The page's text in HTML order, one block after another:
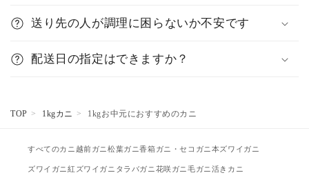
送り先の人が調理に困らないか不安です
配送日の指定はできますか？
TOP 1kgカニ 1kgお中元におすすめのカニ
すべてのカニ 越前ガニ松葉ガニ香箱ガニ・セコガニ 本ズワイガニ
ズワイガニ 紅ズワイガニ タラバガニ 花咲ガニ毛ガニ 活きカニ